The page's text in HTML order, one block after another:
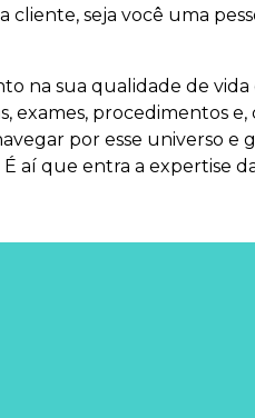
seja você uma
na sua qualidade de
exames, procedimentos e,
por esse universo e
aí que entra a expertise